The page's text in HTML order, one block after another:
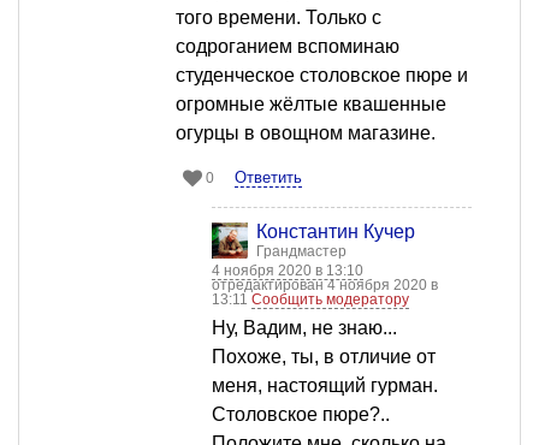
того времени. Только с
содроганием вспоминаю
студенческое столовское пюре и
огромные жёлтые квашенные
огурцы в овощном магазине.
0 Ответить
Константин Кучер
Грандмастер
4 ноября 2020 в 13:10
отредактирован 4 ноября 2020 в
13:11 Сообщить модератору
Ну, Вадим, не знаю...
Похоже, ты, в отличие от
меня, настоящий гурман.
Столовское пюре?..